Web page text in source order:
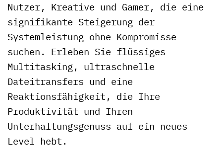
Nutzer, Kreative und Gamer, die eine
signifikante Steigerung der
Systemleistung ohne Kompromisse
suchen. Erleben Sie flüssiges
Multitasking, ultraschnelle
Dateitransfers und eine
Reaktionsfähigkeit, die Ihre
Produktivität und Ihren
Unterhaltungsgenuss auf ein neues
Level hebt.